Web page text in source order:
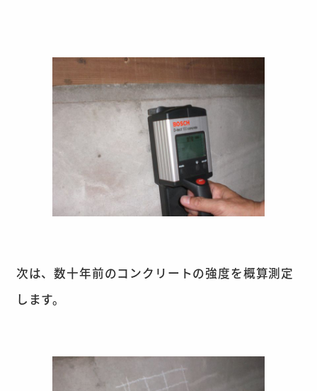
次は、数十年前のコンクリートの強度を概算測定
します。